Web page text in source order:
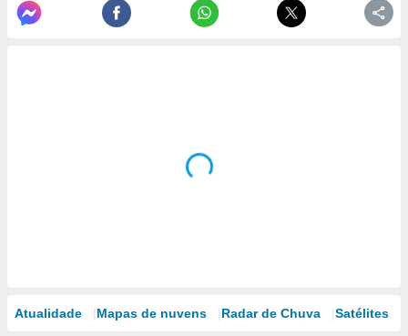
Atualidade Mapas de nuvens Radar de Chuva Satélites